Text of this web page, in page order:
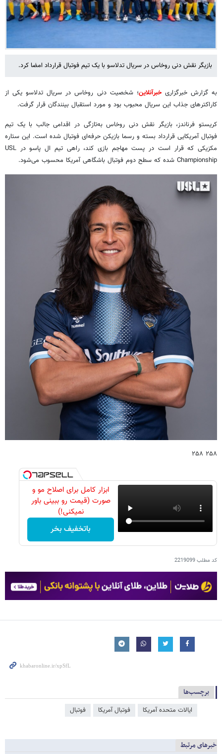
بازیگر نقش دنی روخاس در سریال تدلاسو با یک تیم فوتبال قرارداد امضا کرد.
به گزارش خبرگزاریخبرآنلاین؛ شخصیت دنی روخاس در سریال تدلاسو یکی از
کاراکترهای جذاب این سریال محبوب بود و مورد استقبال بینندگان قرار گرفت.
کریستو فرناندز، بازیگر نقش دنی روخاس به‌تازگی در اقدامی جالب با یک تیم
فوتبال آمریکایی قرارداد بسته و رسما بازیکن حرفه‌ای فوتبال شده است. این ستاره
مکزیکی که قرار است در پست مهاجم بازی کند، راهی تیم ال پاسو در USL
Championship شده که سطح دوم فوتبال باشگاهی آمریکا محسوب می‌شود.
۲۵۸ ۲۵۸
ابزار کامل برای اصلاح مو و
صورت (قیمت رو ببینی باور
نمیکنی!)
باتخفیف بخر
کد مطلب2219099
برچسب‌ها
ایالات متحده آمریکا فوتبال آمریکا فوتبال
خبرهای مرتبط